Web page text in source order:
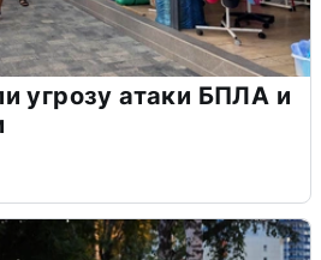
угрозу атаки БПЛА и